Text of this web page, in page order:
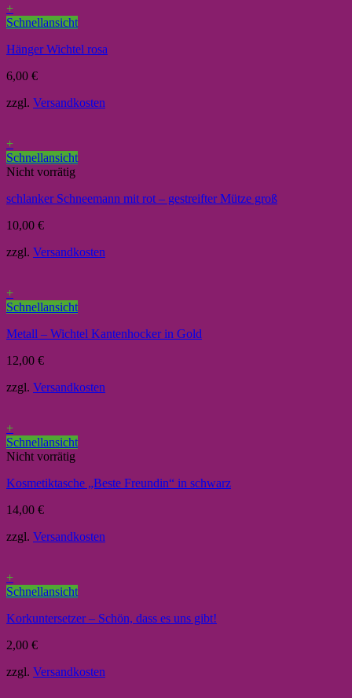
+
Schnellansicht
Hänger Wichtel rosa
6,00 €
zzgl. Versandkosten
+
Schnellansicht
Nicht vorrätig
schlanker Schneemann mit rot – gestreifter Mütze groß
10,00 €
zzgl. Versandkosten
+
Schnellansicht
Metall – Wichtel Kantenhocker in Gold
12,00 €
zzgl. Versandkosten
+
Schnellansicht
Nicht vorrätig
Kosmetiktasche „Beste Freundin“ in schwarz
14,00 €
zzgl. Versandkosten
+
Schnellansicht
Korkuntersetzer – Schön, dass es uns gibt!
2,00 €
zzgl. Versandkosten